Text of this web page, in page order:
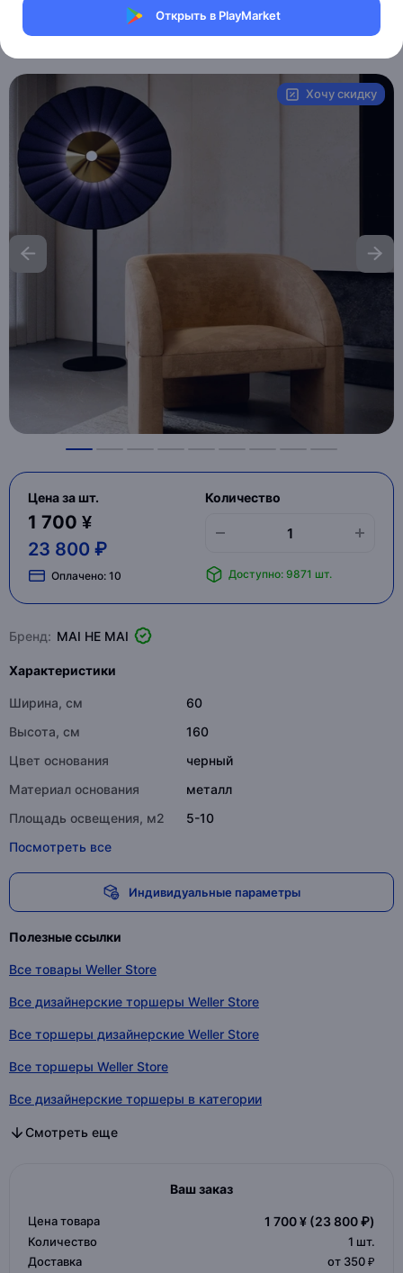
Открыть в PlayMarket
Магазин Weller Store
Хочу скидку
Цена за шт.
1 700 ¥
23 800 ₽
Оплачено: 10
Количество
Доступно: 9871 шт.
Бренд: MAI HE MAI
Характеристики
Ширина, см
60
Высота, см
160
Цвет основания
черный
Материал основания
металл
Площадь освещения, м2
5-10
Посмотреть все
Индивидуальные параметры
Полезные ссылки
Все товары Weller Store
Все дизайнерские торшеры Weller Store
Все торшеры дизайнерские Weller Store
Все торшеры Weller Store
Все дизайнерские торшеры в категории
Все торшеры дизайнерские в категории
Все торшеры в категории
Смотреть еще
Ваш заказ
Цена товара 1 700 ¥ (23 800 ₽)
Количество 1 шт.
Доставка
от 350 ₽